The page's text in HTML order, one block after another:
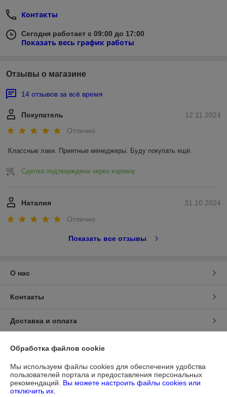
Контакты
Сегодня работает с 09:00 до 17:00
Показать весь график работы
Отзывы о магазине
14 отзывов за всё время
12.11.2024
Покупатель
Отлично
Классные лаки. Приятные менеджеры. Буду покупать ещё.
Сделка подтверждена через корзину
31.10.2024
Наталия
Отлично
Показать все отзывы
О нас
Контакты
Доставка и оплата
График работы
Полная версия сайта
Политика обработки cookies
Обработка файлов cookie
Мы используем файлы cookies для обеспечения удобства
пользователей портала и предоставления персональных
рекомендаций. Вы можете настроить файлы cookies или
отключить их.